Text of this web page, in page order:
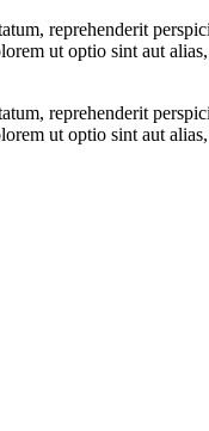
reprehenderit
ut optio sint aut
reprehenderit
ut optio sint aut